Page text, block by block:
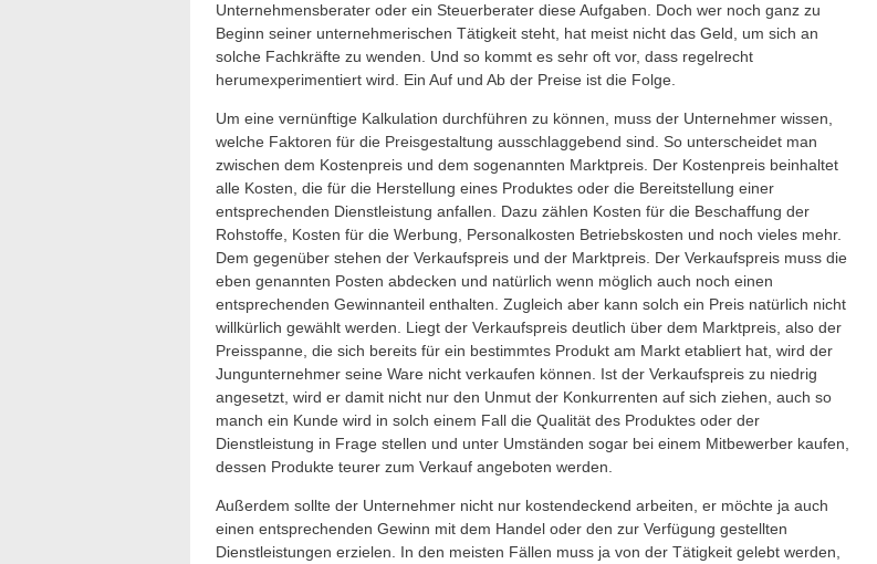
Unternehmensberater oder ein Steuerberater diese Aufgaben. Doch wer noch ganz zu
Beginn seiner unternehmerischen Tätigkeit steht, hat meist nicht das Geld, um sich an
solche Fachkräfte zu wenden. Und so kommt es sehr oft vor, dass regelrecht
herumexperimentiert wird. Ein Auf und Ab der Preise ist die Folge.
Um eine vernünftige Kalkulation durchführen zu können, muss der Unternehmer wissen,
welche Faktoren für die Preisgestaltung ausschlaggebend sind. So unterscheidet man
zwischen dem Kostenpreis und dem sogenannten Marktpreis. Der Kostenpreis beinhaltet
alle Kosten, die für die Herstellung eines Produktes oder die Bereitstellung einer
entsprechenden Dienstleistung anfallen. Dazu zählen Kosten für die Beschaffung der
Rohstoffe, Kosten für die Werbung, Personalkosten Betriebskosten und noch vieles mehr.
Dem gegenüber stehen der Verkaufspreis und der Marktpreis. Der Verkaufspreis muss die
eben genannten Posten abdecken und natürlich wenn möglich auch noch einen
entsprechenden Gewinnanteil enthalten. Zugleich aber kann solch ein Preis natürlich nicht
willkürlich gewählt werden. Liegt der Verkaufspreis deutlich über dem Marktpreis, also der
Preisspanne, die sich bereits für ein bestimmtes Produkt am Markt etabliert hat, wird der
Jungunternehmer seine Ware nicht verkaufen können. Ist der Verkaufspreis zu niedrig
angesetzt, wird er damit nicht nur den Unmut der Konkurrenten auf sich ziehen, auch so
manch ein Kunde wird in solch einem Fall die Qualität des Produktes oder der
Dienstleistung in Frage stellen und unter Umständen sogar bei einem Mitbewerber kaufen,
dessen Produkte teurer zum Verkauf angeboten werden.
Außerdem sollte der Unternehmer nicht nur kostendeckend arbeiten, er möchte ja auch
einen entsprechenden Gewinn mit dem Handel oder den zur Verfügung gestellten
Dienstleistungen erzielen. In den meisten Fällen muss ja von der Tätigkeit gelebt werden,